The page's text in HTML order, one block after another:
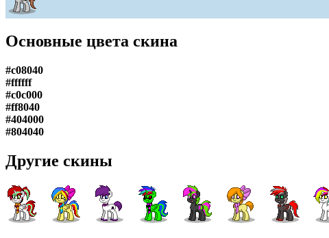
Основные цвета скина
#c08040
#ffffff
#c0c000
#ff8040
#404000
#804040
Другие скины